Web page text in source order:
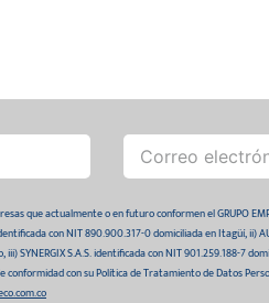
que actualmente o en futuro conformen el GRUPO
con NIT 890.900.317-0 domiciliada en Itagüí, ii)
iii) SYNERGIX S.A.S. identificada con NIT 901.259.188-7
conformidad con su Política de Tratamiento de Datos